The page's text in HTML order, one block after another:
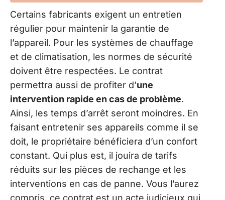
Certains fabricants exigent un entretien
régulier pour maintenir la garantie de
l’appareil. Pour les systèmes de chauffage
et de climatisation, les normes de sécurité
doivent être respectées. Le contrat
permettra aussi de profiter d’une
intervention rapide en cas de problème.
Ainsi, les temps d’arrêt seront moindres. En
faisant entretenir ses appareils comme il se
doit, le propriétaire bénéficiera d’un confort
constant. Qui plus est, il jouira de tarifs
réduits sur les pièces de rechange et les
interventions en cas de panne. Vous l’aurez